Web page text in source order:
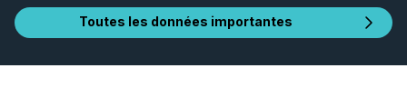
Toutes les données importantes